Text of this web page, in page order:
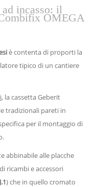
incasso: il
OMEGA
è contenta di proporti la
tipico di un cantiere
, la cassetta Geberit
tradizionali pareti in
per il montaggio di
abbinabile alle placche
ricambi e accessori
) che in quello cromato